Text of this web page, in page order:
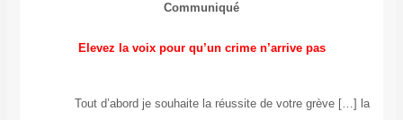
Communiqué
Elevez la voix pour qu’un crime n’arrive pas
Tout d’abord je souhaite la réussite de votre grève […] la